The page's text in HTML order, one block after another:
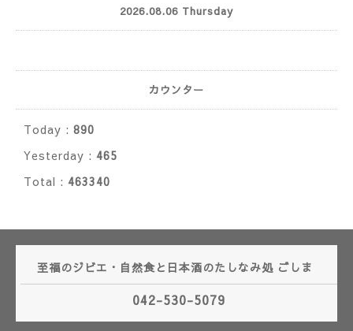
2026.08.06 Thursday
カウンター
Today : 890
Yesterday : 465
Total : 463340
至福のジビエ・自然食と日本酒のたしなみ処 ごしま
042-530-5079